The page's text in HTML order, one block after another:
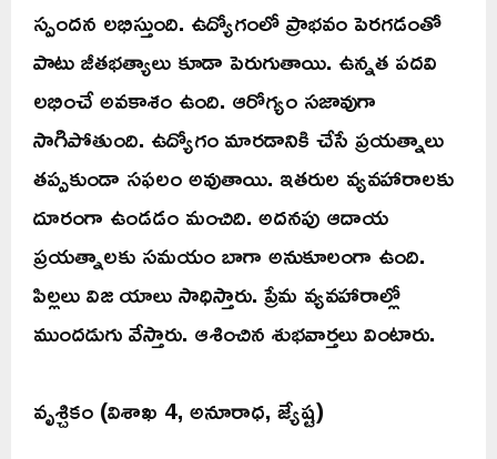
స్పందన లభిస్తుంది. ఉద్యోగంలో ప్రాభవం పెరగడంతో
పాటు జీతభత్యాలు కూడా పెరుగుతాయి. ఉన్నత పదవి
లభించే అవకాశం ఉంది. ఆరోగ్యం సజావుగా
సాగిపోతుంది. ఉద్యోగం మారడానికి చేసే ప్రయత్నాలు
తప్పకుండా సఫలం అవుతాయి. ఇతరుల వ్యవహారాలకు
దూరంగా ఉండడం మంచిది. అదనపు ఆదాయ
ప్రయత్నాలకు సమయం బాగా అనుకూలంగా ఉంది.
పిల్లలు విజ యాలు సాధిస్తారు. ప్రేమ వ్యవహారాల్లో
ముందడుగు వేస్తారు. ఆశించిన శుభవార్తలు వింటారు.
వృశ్చికం (విశాఖ 4, అనూరాధ, జ్యేష్ట)